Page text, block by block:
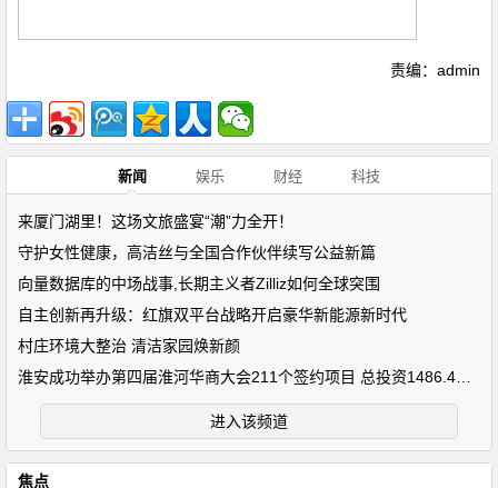
责编：admin
新闻 娱乐 财经 科技
来厦门湖里！这场文旅盛宴“潮”力全开！
守护女性健康，高洁丝与全国合作伙伴续写公益新篇
向量数据库的中场战事,长期主义者Zilliz如何全球突围
自主创新再升级：红旗双平台战略开启豪华新能源新时代
村庄环境大整治 清洁家园焕新颜
进入该频道
焦点